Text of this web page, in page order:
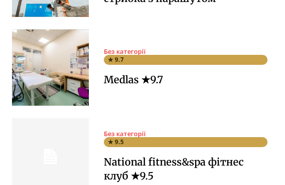
Без категорії
★ 9.7
Medlas ★9.7
Без категорії
★ 9.5
National fitness&spa фітнес
клуб ★9.5